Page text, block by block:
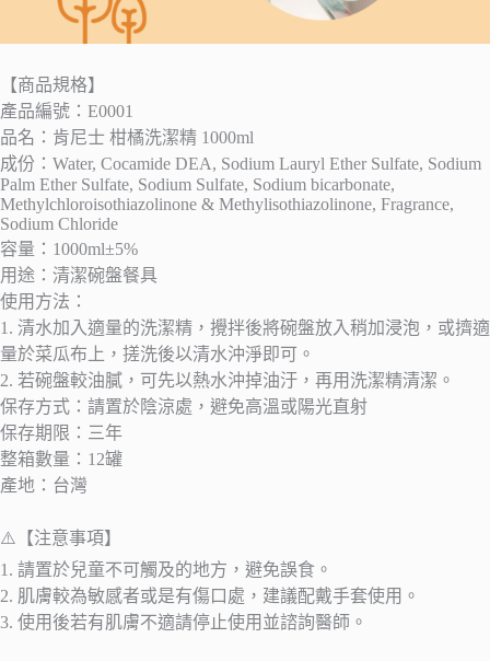
【商品規格】
產品編號：E0001
品名：肯尼士 柑橘洗潔精 1000ml
成份：Water, Cocamide DEA, Sodium Lauryl Ether Sulfate, Sodium
Palm Ether Sulfate, Sodium Sulfate, Sodium bicarbonate,
Methylchloroisothiazolinone & Methylisothiazolinone, Fragrance,
Sodium Chloride
容量：1000ml±5%
用途：清潔碗盤餐具
使用方法：
1. 清水加入適量的洗潔精，攪拌後將碗盤放入稍加浸泡，或擠適
量於菜瓜布上，搓洗後以清水沖淨即可。
2. 若碗盤較油膩，可先以熱水沖掉油汙，再用洗潔精清潔。
保存方式：請置於陰涼處，避免高溫或陽光直射
保存期限：三年
整箱數量：12罐
產地：台灣
⚠️【注意事項】
1. 請置於兒童不可觸及的地方，避免誤食。
2. 肌膚較為敏感者或是有傷口處，建議配戴手套使用。
3. 使用後若有肌膚不適請停止使用並諮詢醫師。